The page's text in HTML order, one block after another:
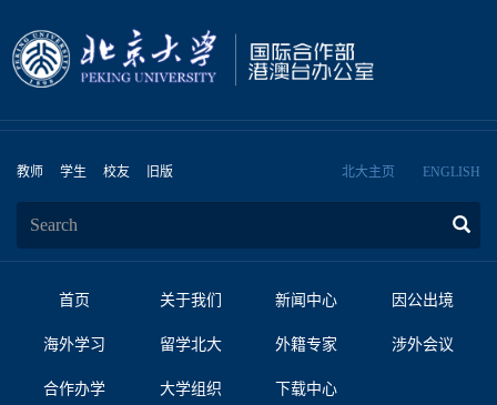
教师 学生 校友 旧版 北大主页 ENGLISH
首页 关于我们 新闻中心 因公出境
海外学习 留学北大 外籍专家 涉外会议
合作办学 大学组织 下载中心